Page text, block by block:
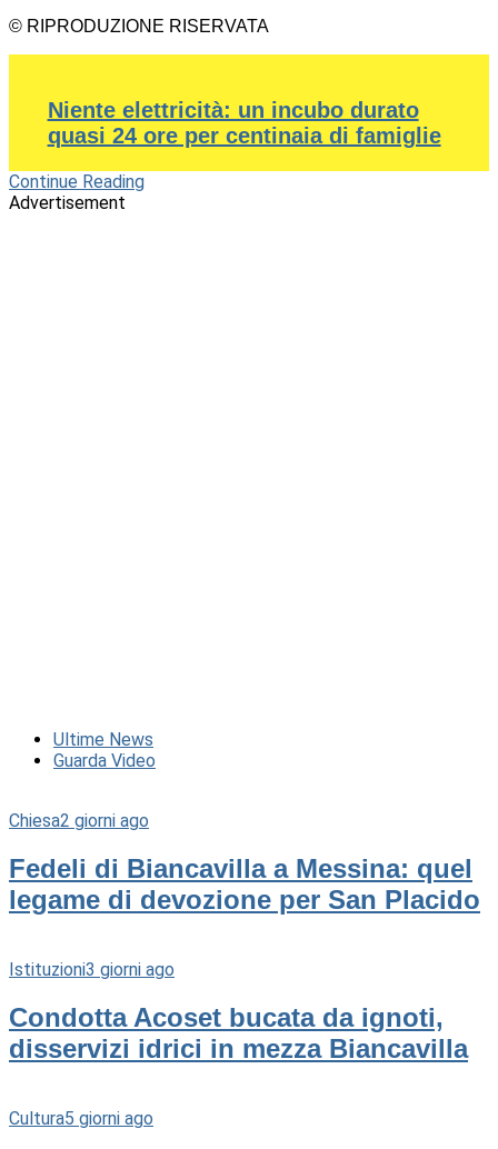
© RIPRODUZIONE RISERVATA
Niente elettricità: un incubo durato
quasi 24 ore per centinaia di famiglie
Continue Reading
Advertisement
Ultime News
Guarda Video
Chiesa2 giorni ago
Fedeli di Biancavilla a Messina: quel
legame di devozione per San Placido
Istituzioni3 giorni ago
Condotta Acoset bucata da ignoti,
disservizi idrici in mezza Biancavilla
Cultura5 giorni ago